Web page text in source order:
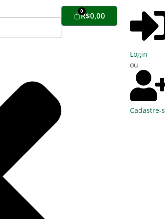
R$0,00
0
Login
ou
Cadastre-